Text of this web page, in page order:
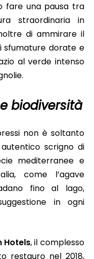
fare una pausa tra
straordinaria in
di ammirare il
sfumature dorate e
al verde intenso
biodiversità
non è soltanto
scrigno di
mediterranee e
come l’agave
fino al lago,
in ogni
Hotels, il complesso
restauro nel 2018,